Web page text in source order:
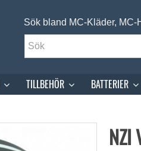
Sök bland MC-Kläder, MC-
TILLBEHÖR BATTERIER
NZI